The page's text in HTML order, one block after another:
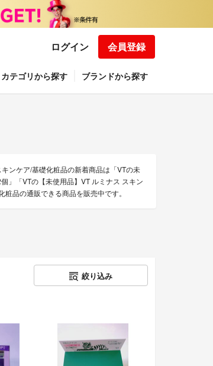
ログイン 会員登録
カテゴリから探す ブランドから探す
ンケア/基礎化粧品の新着商品は「VTの未
」「VTの【未使用品】VT ルミナス スキン
品の通販できる商品を販売中です。
絞り込み